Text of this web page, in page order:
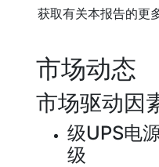
获取有关本报告的更
市场动态
市场驱动因
级UPS电
级